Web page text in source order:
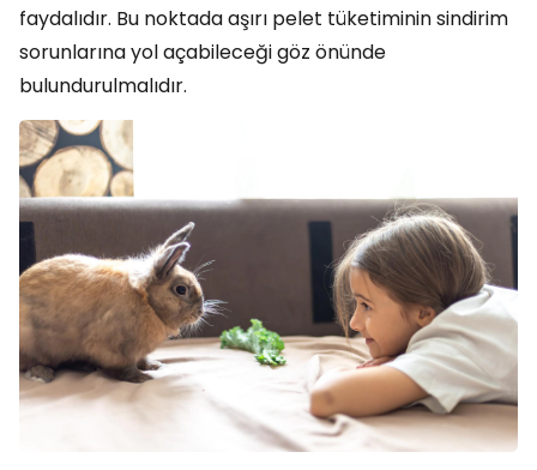
faydalıdır. Bu noktada aşırı pelet tüketiminin sindirim
sorunlarına yol açabileceği göz önünde
bulundurulmalıdır.